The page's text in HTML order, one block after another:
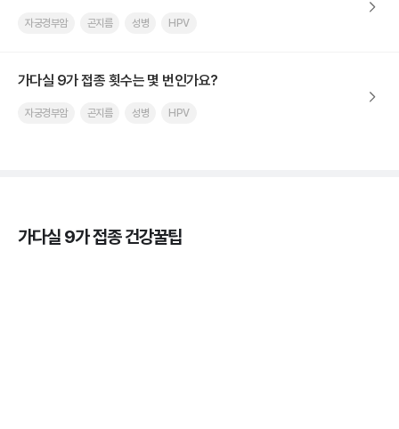
자궁경부암 곤지름 성병 HPV
가다실 9가 접종 횟수는 몇 번인가요?
자궁경부암 곤지름 성병 HPV
가다실 9가 접종 건강꿀팁